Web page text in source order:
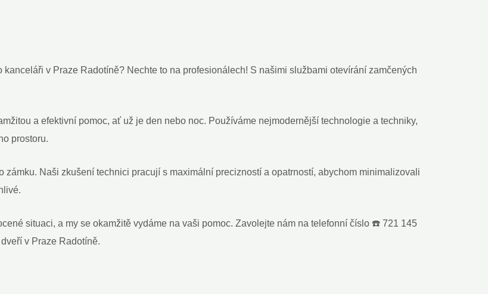
v Praze Radotíně? Nechte to na profesionálech! S našimi službami otevírání zamčených
a efektivní pomoc, ať už je den nebo noc. Používáme nejmodernější technologie a techniky,
prostoru.
zámku. Naši zkušení technici pracují s maximální precizností a opatrností, abychom minimalizovali
situaci, a my se okamžitě vydáme na vaši pomoc. Zavolejte nám na telefonní číslo ☎️ 721 145
v Praze Radotíně.